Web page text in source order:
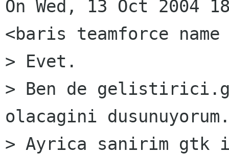
On Wed, 13 Oct 2004
<baris teamforce
> Evet.
> Ben de
olacagini
> Ayrica sanirim gtk